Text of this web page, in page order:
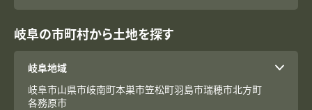
岐阜の市町村から土地を探す
岐阜地域
岐阜市山県市岐南町本巣市笠松町羽島市瑞穂市北方町
各務原市